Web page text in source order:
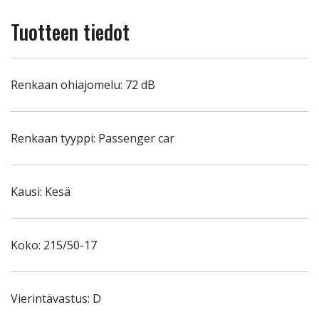
Tuotteen tiedot
Renkaan ohiajomelu: 72 dB
Renkaan tyyppi: Passenger car
Kausi: Kesä
Koko: 215/50-17
Vierintävastus: D